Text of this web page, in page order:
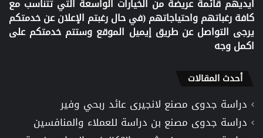
كافة رغباتهم واحتياجاتهم (في حال رغبتم الإعلان عن خدمتكم
يرجى التواصل عن طريق إيميل الموقع وستتم خدمتكم على
اكمل وجه
أحدث المقالات
دراسة جدوى مصنع لانجيرى عائد ربحي وفير
دراسة جدوى مصنع بن دراسة للعملاء والمنافسين